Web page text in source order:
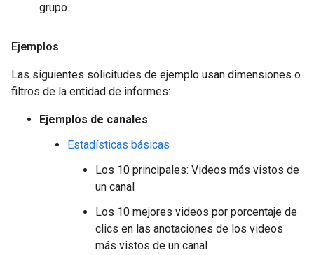
grupo.
Ejemplos
Las siguientes solicitudes de ejemplo usan dimensiones o
filtros de la entidad de informes:
Ejemplos de canales
Estadísticas básicas
Los 10 principales: Videos más vistos de
un canal
Los 10 mejores videos por porcentaje de
clics en las anotaciones de los videos
más vistos de un canal